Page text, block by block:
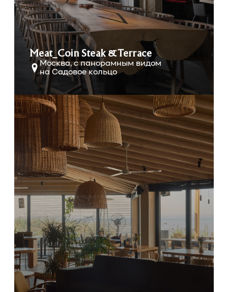
Meat_Coin Steak & Terrace
Москва, с панорамным видом
на Садовое кольцо